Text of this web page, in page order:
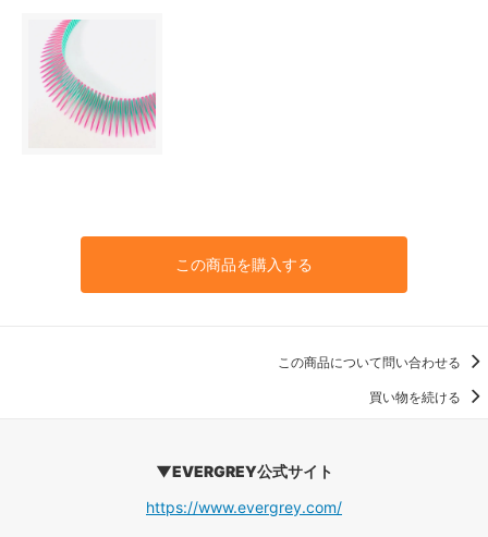
この商品を購入する
この商品について問い合わせる
買い物を続ける
▼EVERGREY公式サイト
https://www.evergrey.com/